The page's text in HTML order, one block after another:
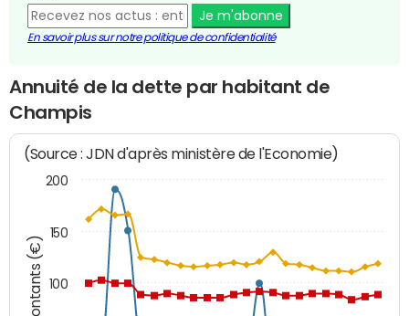
Je m'abonne
En savoir plus sur notre politique de confidentialité
Annuité de la dette par habitant de
Champis
Montants (€)
(Source : JDN d'après ministère de l'Economie)
100
150
200